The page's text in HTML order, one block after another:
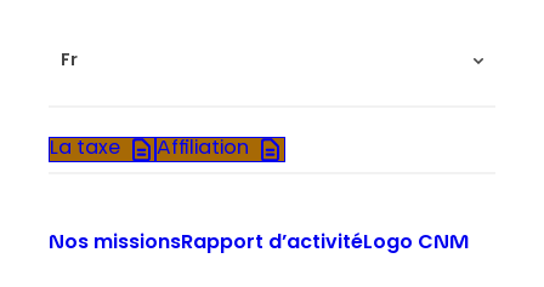
Fr
La taxe Affiliation
Nos missionsRapport d’activitéLogo CNM